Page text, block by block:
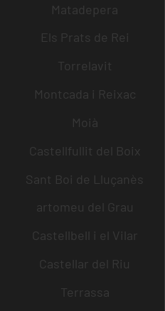
Matadepera
Els Prats de Rei
Torrelavit
Montcada i Reixac
Moià
Castellfullit del Boix
Sant Boi de Lluçanès
artomeu del Grau
Castellbell i el Vilar
Castellar del Riu
Terrassa